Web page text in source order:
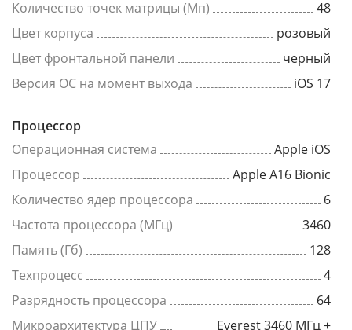
Количество точек матрицы (Мп)
48
Цвет корпуса
розовый
Цвет фронтальной панели
черный
Версия ОС на момент выхода
iOS 17
Процессор
Операционная система
Apple iOS
Процессор
Apple A16 Bionic
Количество ядер процессора
6
Частота процессора (МГц)
3460
Память (Гб)
128
Техпроцесс
4
Разрядность процессора
64
Микроархитектура ЦПУ
Everest 3460 МГц +